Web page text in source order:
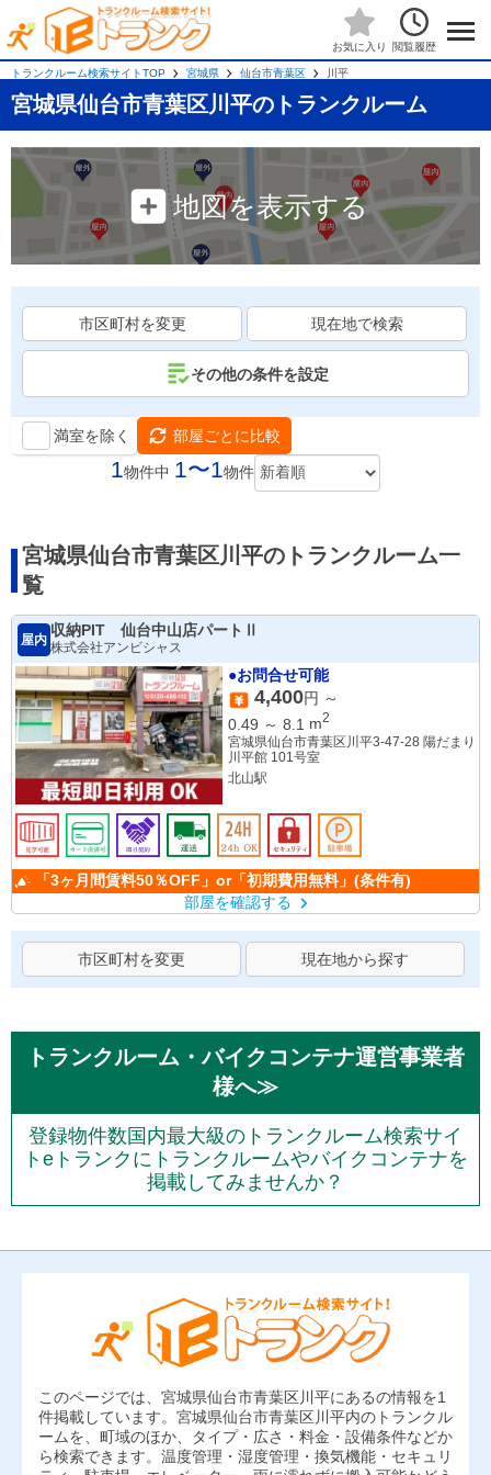
お気に入り 閲覧履歴
トランクルーム検索サイトTOP 宮城県 仙台市青葉区 川平
宮城県仙台市青葉区川平のトランクルーム
地図を表示する
市区町村を変更 現在地で検索
その他の条件を設定
満室を除く 部屋ごとに比較
1物件中 1〜1物件
宮城県仙台市青葉区川平のトランクルーム一
覧
屋内
収納PIT 仙台中山店パートⅡ
株式会社アンビシャス
●お問合せ可能
4,400円 ～
0.49 ～ 8.1 m2
宮城県仙台市青葉区川平3-47-28 陽だまり
川平館 101号室
北山駅
「3ヶ月間賃料50％OFF」or「初期費用無料」(条件有)
部屋を確認する
市区町村を変更 現在地から探す
トランクルーム・バイクコンテナ運営事業者
様へ≫
登録物件数国内最大級のトランクルーム検索サイ
トeトランクにトランクルームやバイクコンテナを
掲載してみませんか？
このページでは、宮城県仙台市青葉区川平にあるの情報を1
件掲載しています。宮城県仙台市青葉区川平内のトランクル
ームを、町域のほか、タイプ・広さ・料金・設備条件などか
ら検索できます。温度管理・湿度管理・換気機能・セキュリ